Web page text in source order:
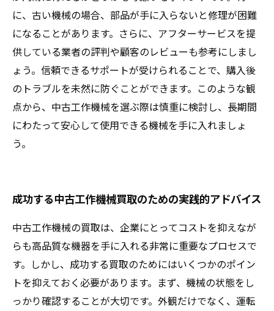
に、古い機械の場合、部品が手に入らないと修理が困難
になることがあります。さらに、アフターサービスを提
供している業者の評判や顧客のレビューも参考にしまし
ょう。信頼できるサポートが受けられることで、購入後
のトラブルを未然に防ぐことができます。このような観
点から、中古工作機械を選ぶ際は慎重に検討し、長期間
にわたって安心して使用できる機械を手に入れましょ
う。
成功する中古工作機械買取のための実践的アドバイス
中古工作機械の買取は、企業にとってコストを抑えなが
らも高品質な機器を手に入れる非常に重要なプロセスで
す。しかし、成功する買取のためにはいくつかのポイン
トを抑えておく必要があります。まず、機械の状態をし
っかり確認することが大切です。外観だけでなく、運転